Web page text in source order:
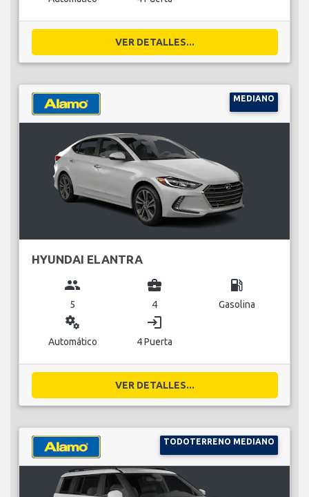
VER DETALLES...
MEDIANO
HYUNDAI ELANTRA
group
5
business_center
4
local_gas_station
Gasolina
miscellaneous_services
Automático
login
4 Puerta
VER DETALLES...
TODOTERRENO MEDIANO